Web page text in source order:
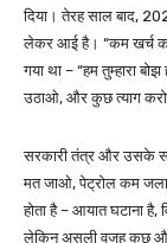
दिया। तेरह साल बाद,
लेकर आई है। “कम खर्च
गया था – “हम तुम्हारा
उठाओ, और कुछ त्याग
सरकारी तंत्र और उसके
मत जाओ, पेट्रोल कम
होता है – आयात घटाना है,
लेकिन असली वजह कुछ और